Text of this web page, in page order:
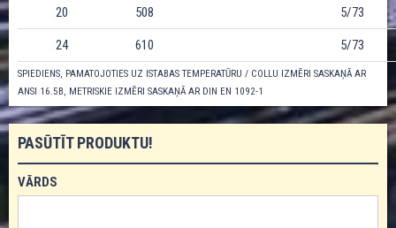
20 508 5/73
24 610 5/73
SPIEDIENS, PAMATOJOTIES UZ ISTABAS TEMPERATŪRU / COLLU IZMĒRI SASKAŅĀ AR
ANSI 16.5B, METRISKIE IZMĒRI SASKAŅĀ AR DIN EN 1092-1
PASŪTĪT PRODUKTU!
VĀRDS